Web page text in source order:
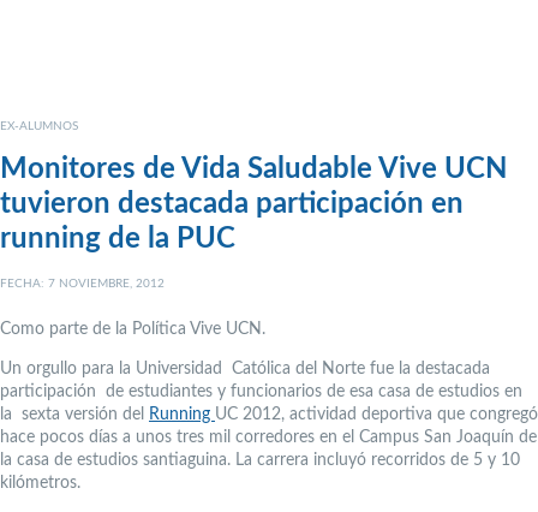
EX-ALUMNOS
Monitores de Vida Saludable Vive UCN
tuvieron destacada participación en
running de la PUC
FECHA: 7 NOVIEMBRE, 2012
Como parte de la Política Vive UCN.
Un orgullo para la Universidad Católica del Norte fue la destacada
participación de estudiantes y funcionarios de esa casa de estudios en
la sexta versión del
Running UC 2012, actividad deportiva que congregó
hace pocos días a unos tres mil corredores en el Campus San Joaquín de
la casa de estudios santiaguina. La carrera incluyó recorridos de 5 y 10
kilómetros.